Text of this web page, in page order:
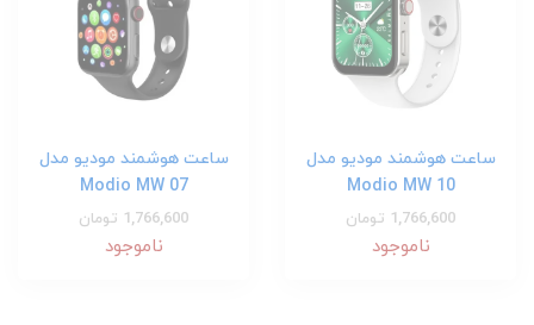
ساعت هوشمند مودیو مدل
Modio MW 10
1,766,600 تومان
ناموجود
ساعت هوشمند مودیو مدل
Modio MW 07
1,766,600 تومان
ناموجود